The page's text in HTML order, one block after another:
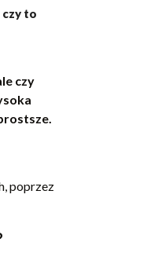
czy to
czy
poprzez